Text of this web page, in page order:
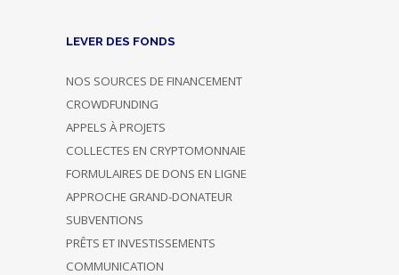
LEVER DES FONDS
NOS SOURCES DE FINANCEMENT
CROWDFUNDING
APPELS À PROJETS
COLLECTES EN CRYPTOMONNAIE
FORMULAIRES DE DONS EN LIGNE
APPROCHE GRAND-DONATEUR
SUBVENTIONS
PRÊTS ET INVESTISSEMENTS
COMMUNICATION